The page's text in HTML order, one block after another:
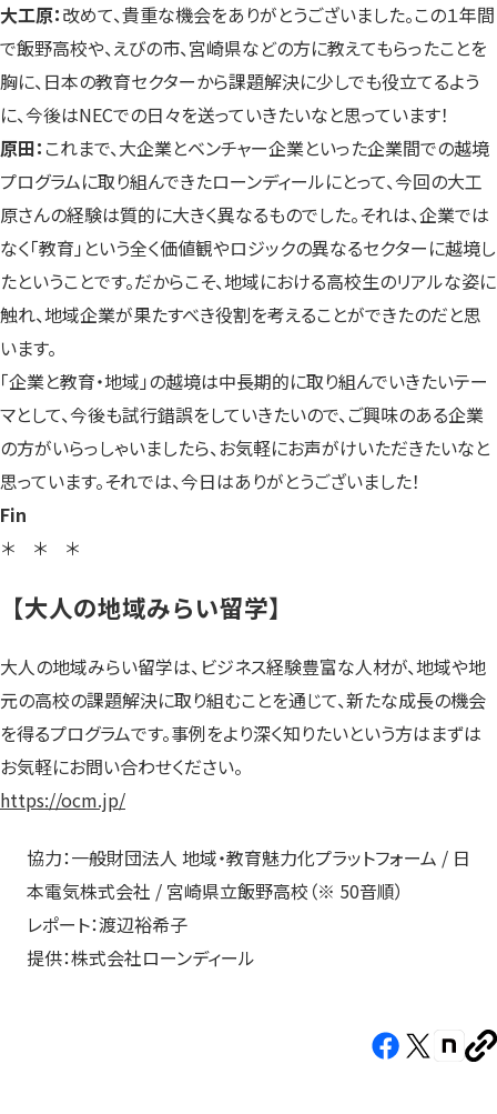
大工原：改めて、貴重な機会をありがとうございました。この１年間
で飯野高校や、えびの市、宮崎県などの方に教えてもらったことを
胸に、日本の教育セクターから課題解決に少しでも役立てるよう
に、今後はNECでの日々を送っていきたいなと思っています！
原田： これまで、大企業とベンチャー企業といった企業間での越境
プログラムに取り組んできたローンディールにとって、今回の大工
原さんの経験は質的に大きく異なるものでした。それは、企業では
なく「教育」という全く価値観やロジックの異なるセクターに越境し
たということです。だからこそ、地域における高校生のリアルな姿に
触れ、地域企業が果たすべき役割を考えることができたのだと思
います。
「企業と教育・地域」の越境は中長期的に取り組んでいきたいテー
マとして、今後も試行錯誤をしていきたいので、ご興味のある企業
の方がいらっしゃいましたら、お気軽にお声がけいただきたいなと
思っています。それでは、今日はありがとうございました！
Fin
＊ ＊ ＊
【大人の地域みらい留学】
大人の地域みらい留学は、ビジネス経験豊富な人材が、地域や地
元の高校の課題解決に取り組むことを通じて、新たな成長の機会
を得るプログラムです。事例をより深く知りたいという方はまずは
お気軽にお問い合わせください。
https://ocm.jp/
協力：一般財団法人 地域・教育魅力化プラットフォーム / 日
本電気株式会社 / 宮崎県立飯野高校（※ 50音順）
レポート：渡辺裕希子
提供：株式会社ローンディール
Facebook（新
X（新 note（新